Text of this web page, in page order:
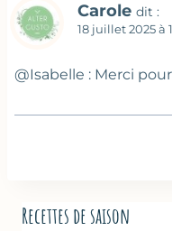
Carole dit :
18 juillet 2025 à
@Isabelle : Merci
Recettes de saison